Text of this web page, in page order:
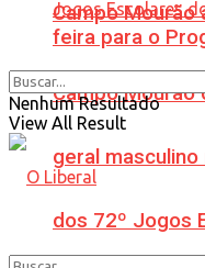
Campo Mourão
geral
dos 72º Jogos
Campo
feira para o
Nenhum Resultado
View All Result